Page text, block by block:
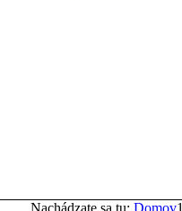
Nachádzate sa tu: Domov1